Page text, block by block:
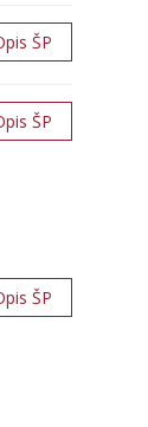
ŠP
ŠP
ŠP